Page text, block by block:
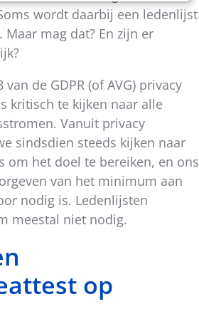
wordt daarbij een ledenlijst
Maar mag dat? En zijn er
de GDPR (of AVG) privacy
kritisch te kijken naar alle
Vanuit privacy
sindsdien steeds kijken naar
om het doel te bereiken, en ons
van het minimum aan
nodig is. Ledenlijsten
meestal niet nodig.
op